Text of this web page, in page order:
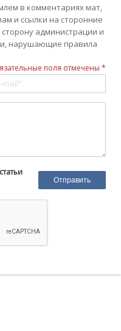
в комментариях мат,
и ссылки на сторонние
администрации и
нарушающие правила
поля отмечены *